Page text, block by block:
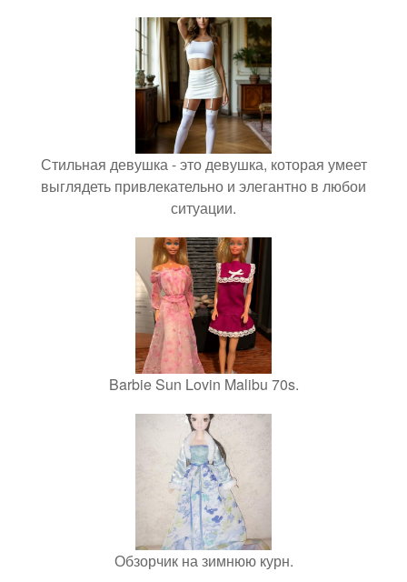
Стильная девушка - это девушка, которая умеет
выглядеть привлекательно и элегантно в любои
ситуации.
Barbie Sun Lovin Malibu 70s.
Обзорчик на зимнюю курн.